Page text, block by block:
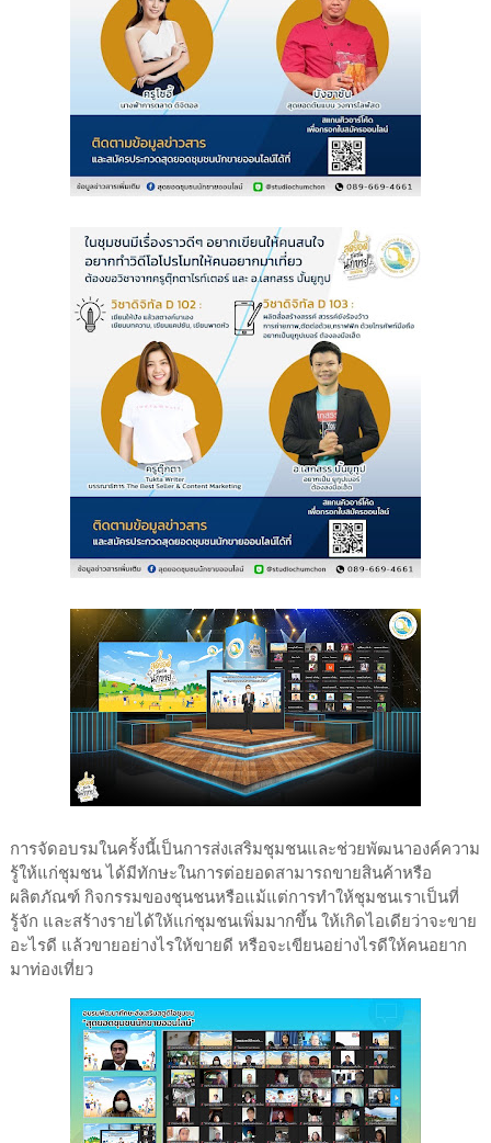
การจัดอบรมในครั้งนี้เป็นการส่งเสริมชุมชนและช่วยพัฒนาองค์ความ
รู้ให้แก่ชุมชน ได้มีทักษะในการต่อยอดสามารถขายสินค้าหรือ
ผลิตภัณฑ์ กิจกรรมของชุนชนหรือแม้แต่การทำให้ชุมชนเราเป็นที่
รู้จัก และสร้างรายได้ให้แก่ชุมชนเพิ่มมากขึ้น ให้เกิดไอเดียว่าจะขาย
อะไรดี แล้วขายอย่างไรให้ขายดี หรือจะเขียนอย่างไรดีให้คนอยาก
มาท่องเที่ยว